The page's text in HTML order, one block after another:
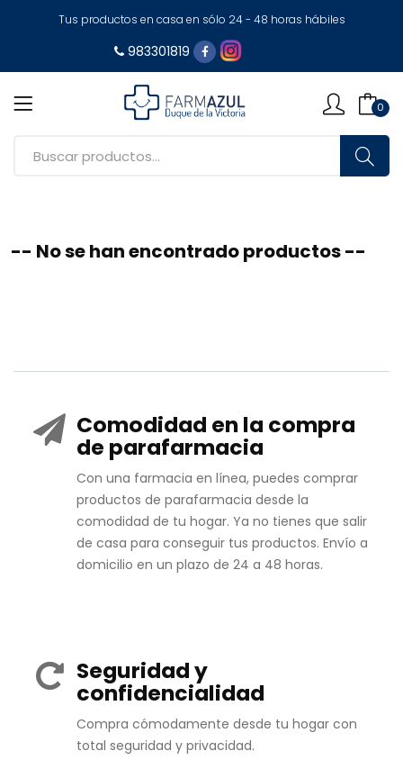
Tus productos en casa en sólo 24 - 48 horas hábiles
983301819
0
-- No se han encontrado productos --
Comodidad en la compra
de parafarmacia
Con una farmacia en línea, puedes comprar
productos de parafarmacia desde la
comodidad de tu hogar. Ya no tienes que salir
de casa para conseguir tus productos. Envío a
domicilio en un plazo de 24 a 48 horas.
Seguridad y
confidencialidad
Compra cómodamente desde tu hogar con
total seguridad y privacidad.